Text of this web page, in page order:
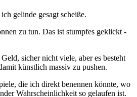
gelinde gesagt scheiße.
zu tun. Das ist stumpfes geklickt -
sicher nicht viele, aber es besteht
künstlich massiv zu pushen.
die ich direkt benennen könnte, wo
Wahrscheinlichkeit so gelaufen ist.